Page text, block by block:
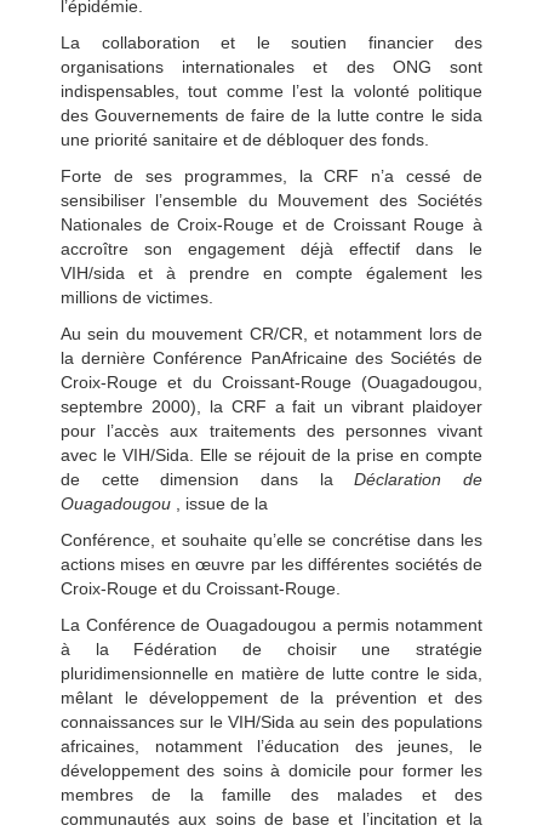
l’épidémie.
La collaboration et le soutien financier des
organisations internationales et des ONG sont
indispensables, tout comme l’est la volonté politique
des Gouvernements de faire de la lutte contre le sida
une priorité sanitaire et de débloquer des fonds.
Forte de ses programmes, la CRF n’a cessé de
sensibiliser l’ensemble du Mouvement des Sociétés
Nationales de Croix-Rouge et de Croissant Rouge à
accroître son engagement déjà effectif dans le
VIH/sida et à prendre en compte également les
millions de victimes.
Au sein du mouvement CR/CR, et notamment lors de
la dernière Conférence PanAfricaine des Sociétés de
Croix-Rouge et du Croissant-Rouge (Ouagadougou,
septembre 2000), la CRF a fait un vibrant plaidoyer
pour l’accès aux traitements des personnes vivant
avec le VIH/Sida. Elle se réjouit de la prise en compte
de cette dimension dans laDéclaration de
Ouagadougou , issue de la
Conférence, et souhaite qu’elle se concrétise dans les
actions mises en œuvre par les différentes sociétés de
Croix-Rouge et du Croissant-Rouge.
La Conférence de Ouagadougou a permis notamment
à la Fédération de choisir une stratégie
pluridimensionnelle en matière de lutte contre le sida,
mêlant le développement de la prévention et des
connaissances sur le VIH/Sida au sein des populations
africaines, notamment l’éducation des jeunes, le
développement des soins à domicile pour former les
membres de la famille des malades et des
communautés aux soins de base et l’incitation et la